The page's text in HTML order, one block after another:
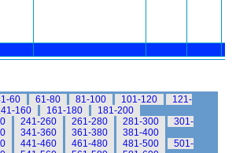
60 61-80 81-100 101-120
121-
160 161-180
181-200
241-260 261-280 281-300
301-
341-360 361-380
381-400
441-460 461-480 481-500
501-